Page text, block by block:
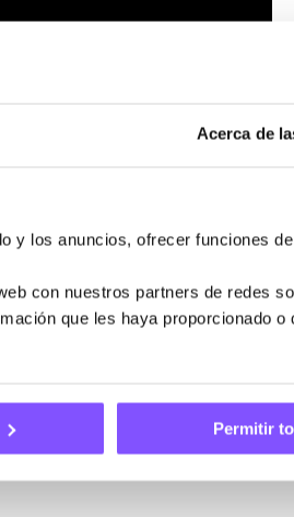
Acerca de
y los anuncios, ofrecer funciones
con nuestros partners de redes
que les haya proporcionado o
Permitir
recién salida del horno,
el mundo de las finanzas,
un apodo genial para una